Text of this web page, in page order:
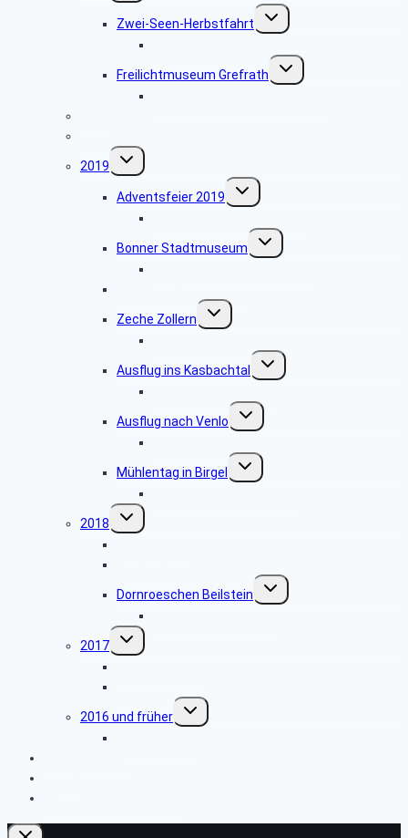
Zwei-Seen-Herbstfahrt
Untermenü
umschalten
Freilichtmuseum Grefrath
Untermenü
umschalten
2019
Untermenü
umschalten
Adventsfeier 2019
Untermenü
umschalten
Bonner Stadtmuseum
Untermenü
umschalten
Zeche Zollern
Untermenü
umschalten
Ausflug ins Kasbachtal
Untermenü
umschalten
Ausflug nach Venlo
Untermenü
umschalten
Mühlentag in Birgel
Untermenü
umschalten
2018
Untermenü
umschalten
Dornroeschen Beilstein
Untermenü
umschalten
2017
Untermenü
umschalten
2016 und früher
Untermenü
umschalten